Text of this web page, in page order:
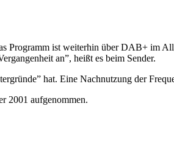
Programm ist weiterhin über DAB+ im
an”, heißt es beim Sender.
hat. Eine Nachnutzung der
2001 aufgenommen.